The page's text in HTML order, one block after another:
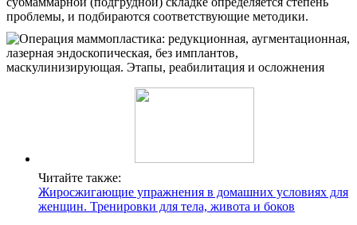
проблемы, и подбираются соответствующие методики.
Читайте также:
Жиросжигающие упражнения в домашних условиях для
женщин. Тренировки для тела, живота и боков